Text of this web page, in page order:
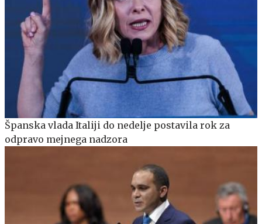
Španska vlada Italiji do nedelje postavila rok za
odpravo mejnega nadzora